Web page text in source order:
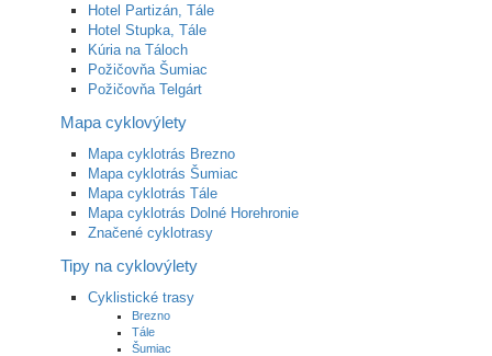
Hotel Partizán, Tále
Hotel Stupka, Tále
Kúria na Táloch
Požičovňa Šumiac
Požičovňa Telgárt
Mapa cyklovýlety
Mapa cyklotrás Brezno
Mapa cyklotrás Šumiac
Mapa cyklotrás Tále
Mapa cyklotrás Dolné Horehronie
Značené cyklotrasy
Tipy na cyklovýlety
Cyklistické trasy
Brezno
Tále
Šumiac